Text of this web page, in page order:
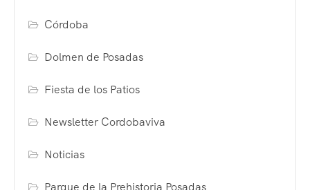
Córdoba
Dolmen de Posadas
Fiesta de los Patios
Newsletter Cordobaviva
Noticias
Parque de la Prehistoria Posadas